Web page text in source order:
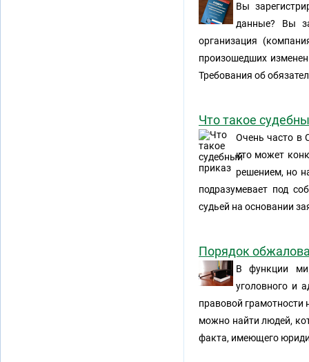
Вы
данные? Вы
организация
произошедших
Требования об
Что такое
Очень часто в
кто может
решением, но
подразумевает под
судьей на основании
Порядок
В функции
уголовного и
правовой грамотности
можно найти людей,
факта, имеющего